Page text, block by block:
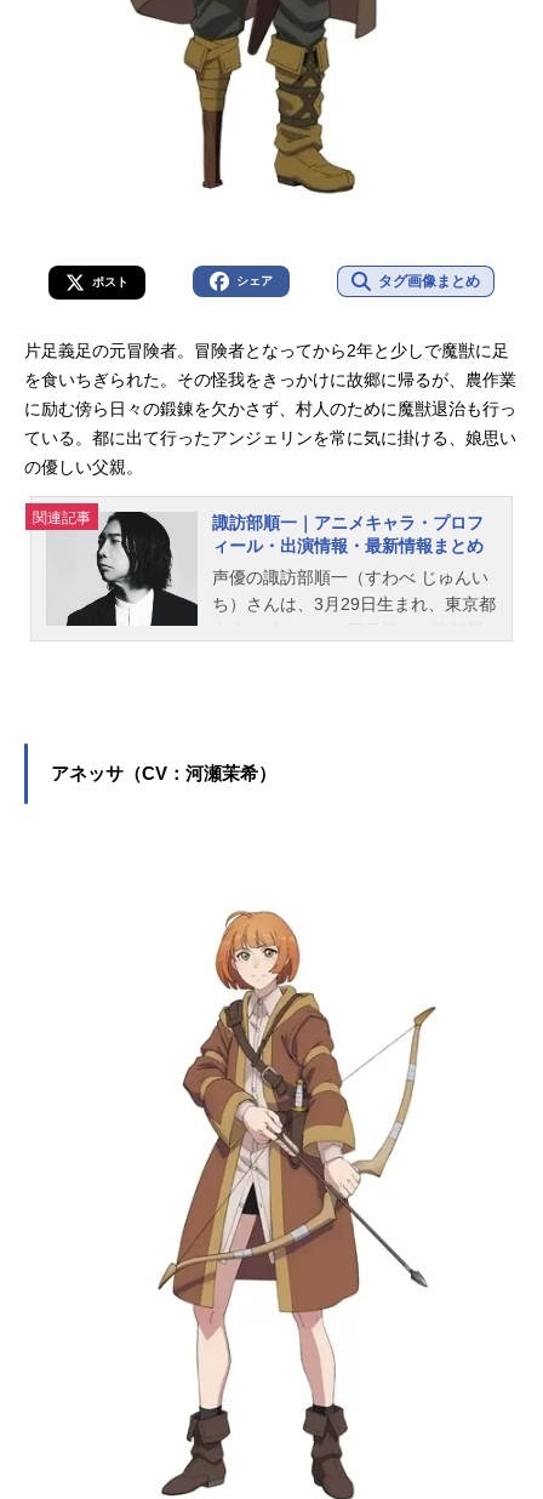
ポスト シェア タグ画像まとめ
片足義足の元冒険者。冒険者となってから2年と少しで魔獣に足
を食いちぎられた。その怪我をきっかけに故郷に帰るが、農作業
に励む傍ら日々の鍛錬を欠かさず、村人のために魔獣退治も行っ
ている。都に出て行ったアンジェリンを常に気に掛ける、娘思い
の優しい父親。
関連記事
諏訪部順一｜アニメキャラ・プロフ
ィール・出演情報・最新情報まとめ
声優の諏訪部順一（すわべ じゅんい
ち）さんは、3月29日生まれ、東京都
をご紹介！
アネッサ（CV：河瀬茉希）